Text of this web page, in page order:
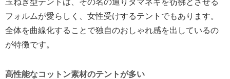
フォルムが愛らしく、女性受けするテントでもあります。
全体を曲線化することで独自のおしゃれ感を出しているの
が特徴です。
高性能なコットン素材のテントが多い